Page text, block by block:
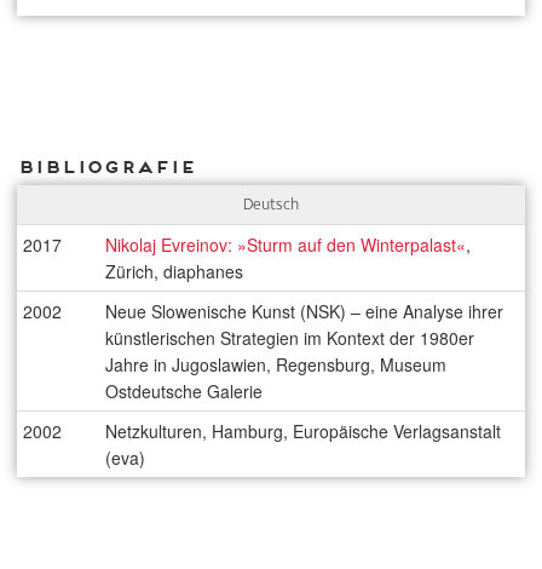
Bibliografie
Deutsch
2017 Nikolaj Evreinov: »Sturm auf den Winterpalast«,
Zürich, diaphanes
2002
Neue Slowenische Kunst (NSK) – eine Analyse ihrer
künstlerischen Strategien im Kontext der 1980er
Jahre in Jugoslawien, Regensburg, Museum
Ostdeutsche Galerie
2002
Netzkulturen, Hamburg, Europäische Verlagsanstalt
(eva)